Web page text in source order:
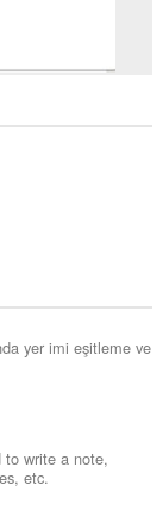
yer imi eşitleme ve
write a note,
etc.